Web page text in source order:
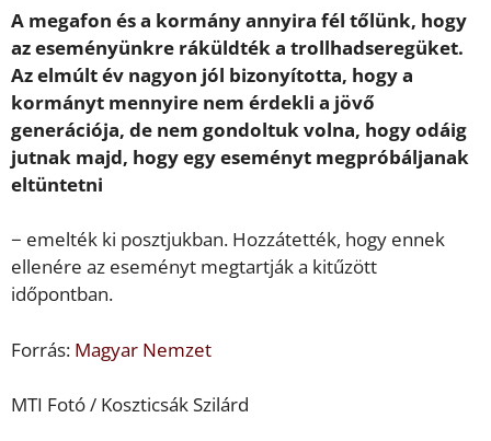
A megafon és a kormány annyira fél tőlünk, hogy
az eseményünkre ráküldték a trollhadseregüket.
Az elmúlt év nagyon jól bizonyította, hogy a
kormányt mennyire nem érdekli a jövő
generációja, de nem gondoltuk volna, hogy odáig
jutnak majd, hogy egy eseményt megpróbáljanak
eltüntetni
− emelték ki posztjukban. Hozzátették, hogy ennek
ellenére az eseményt megtartják a kitűzött
időpontban.
Forrás: Magyar Nemzet
MTI Fotó / Koszticsák Szilárd